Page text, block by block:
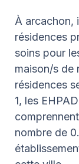
À arcachon,
résidences
soins pour
maison/s de
résidences
1, les
nombre de